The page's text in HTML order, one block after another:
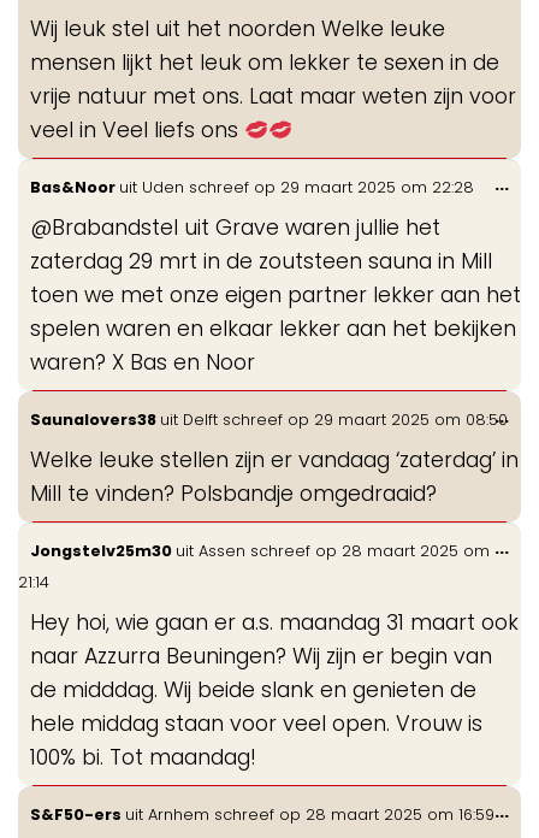
Wij leuk stel uit het noorden Welke leuke
mensen lijkt het leuk om lekker te sexen in de
vrije natuur met ons. Laat maar weten zijn voor
veel in Veel liefs ons
Bas&Noor uit Uden schreef op 29 maart 2025 om 22:28
@Brabandstel uit Grave waren jullie het
zaterdag 29 mrt in de zoutsteen sauna in Mill
toen we met onze eigen partner lekker aan het
spelen waren en elkaar lekker aan het bekijken
waren? X Bas en Noor
...
Saunalovers38 uit Delft schreef op 29 maart 2025 om 08:50
Welke leuke stellen zijn er vandaag ‘zaterdag’ in
Mill te vinden? Polsbandje omgedraaid?
...
Jongstelv25m30 uit Assen schreef op 28 maart 2025 om
21:14
Hey hoi, wie gaan er a.s. maandag 31 maart ook
naar Azzurra Beuningen? Wij zijn er begin van
de midddag. Wij beide slank en genieten de
hele middag staan voor veel open. Vrouw is
100% bi. Tot maandag!
...
S&F50-ers uit Arnhem schreef op 28 maart 2025 om 16:59...